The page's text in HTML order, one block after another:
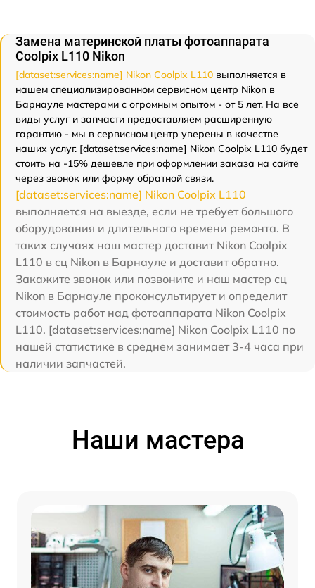
Замена материнской платы фотоаппарата
Coolpix L110 Nikon
[dataset:services:name] Nikon Coolpix L110 выполняется в
нашем специализированном сервисном центр Nikon в
Барнауле мастерами с огромным опытом - от 5 лет. На все
виды услуг и запчасти предоставляем расширенную
гарантию - мы в сервисном центр уверены в качестве
наших услуг. [dataset:services:name] Nikon Coolpix L110 будет
стоить на -15% дешевле при оформлении заказа на сайте
через звонок или форму обратной связи.
[dataset:services:name] Nikon Coolpix L110
выполняется на выезде, если не требует большого
оборудования и длительного времени ремонта. В
таких случаях наш мастер доставит Nikon Coolpix
L110 в сц Nikon в Барнауле и доставит обратно.
Закажите звонок или позвоните и наш мастер сц
Nikon в Барнауле проконсультирует и определит
стоимость работ над фотоаппарата Nikon Coolpix
L110. [dataset:services:name] Nikon Coolpix L110 по
нашей статистике в среднем занимает 3-4 часа при
наличии запчастей.
Наши мастера